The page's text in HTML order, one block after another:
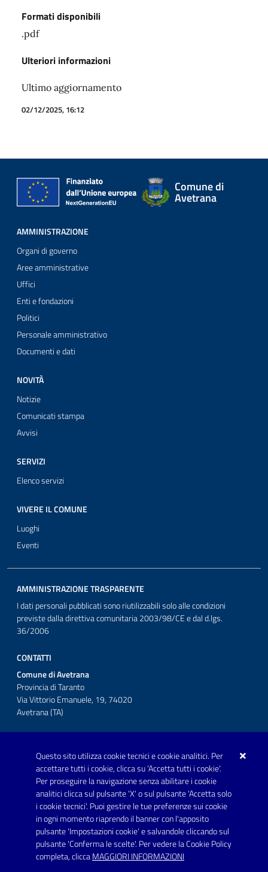
Questo sito utilizza cookie tecnici e cookie analitici. Per
accettare tutti i cookie, clicca su 'Accetta tutti i cookie'.
Per proseguire la navigazione senza abilitare i cookie
analitici clicca sul pulsante 'X' o sul pulsante 'Accetta solo
i cookie tecnici'. Puoi gestire le tue preferenze sui cookie
in ogni momento riaprendo il banner con l'apposito
pulsante 'Impostazioni cookie' e salvandole cliccando sul
pulsante 'Conferma le scelte'. Per vedere la Cookie Policy
completa, cliccaMAGGIORI INFORMAZIONI
Formati disponibili
.pdf
Ulteriori informazioni
Ultimo aggiornamento
02/12/2025, 16:12
Comune di
Avetrana
AMMINISTRAZIONE
Organi di governo
Aree amministrative
Uffici
Enti e fondazioni
Politici
Personale amministrativo
Documenti e dati
NOVITÀ
Notizie
Comunicati stampa
Avvisi
SERVIZI
Elenco servizi
VIVERE IL COMUNE
Luoghi
Eventi
AMMINISTRAZIONE TRASPARENTE
I dati personali pubblicati sono riutilizzabili solo alle condizioni
previste dalla direttiva comunitaria 2003/98/CE e dal d.lgs.
36/2006
CONTATTI
Comune di Avetrana
Provincia di Taranto
Via Vittorio Emanuele, 19, 74020
Avetrana (TA)
Telefono: 0999707766
Fax: 0999704336
Posta Elettronica Certificata:
prot.comune.avetrana@pec.rupar.puglia.it
Link utili
Informativa privacy